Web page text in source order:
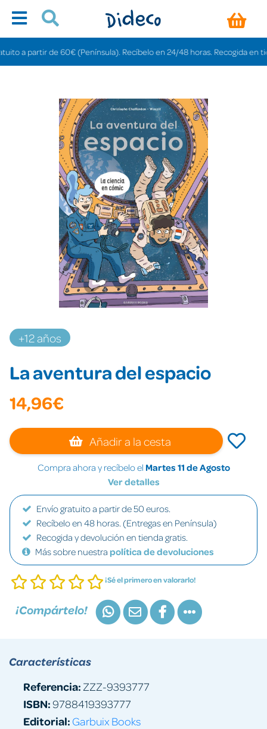
a partir de 60€ (Península). Recíbelo en 24/48 horas. Recogida en
+12 años
La aventura del espacio
14,96€
Añadir a la cesta
Compra ahora y recíbelo el Martes 11 de Agosto
Ver detalles
Envío gratuito a partir de 50 euros.
Recíbelo en 48 horas. (Entregas en Península)
Recogida y devolución en tienda gratis.
Más sobre nuestra política de devoluciones
¡Sé el primero en valorarlo!
¡Compártelo!
Características
Referencia: ZZZ-9393777
ISBN:9788419393777
Editorial: Garbuix Books